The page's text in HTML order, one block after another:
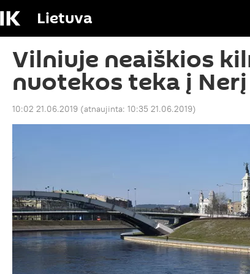
Lietuva
Vilniuje neaiškios
nuotekos teka į Nerį
10:02 21.06.2019 (atnaujinta: 10:35 21.06.2019)